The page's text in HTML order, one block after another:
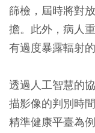
篩檢，屆時將對
擔。此外，病人
有過度暴露輻射的
透過人工智慧的
描影像的判別時
精準健康平臺為